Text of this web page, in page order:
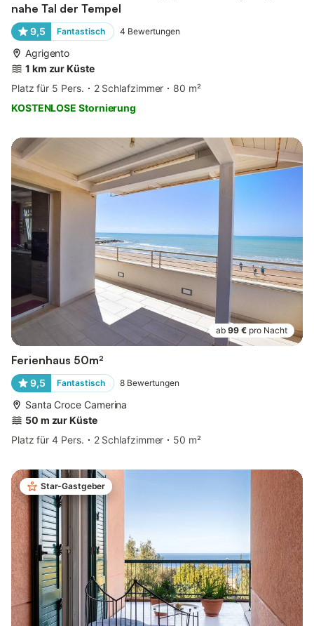
nahe Tal der Tempel
9,5 Fantastisch 4 Bewertungen
Agrigento
1 km zur Küste
Platz für 5 Pers.
2 Schlafzimmer
80 m²
KOSTENLOSE Stornierung
ab 99 € pro Nacht
Ferienhaus 50m²
9,5 Fantastisch 8 Bewertungen
Santa Croce Camerina
50 m zur Küste
Platz für 4 Pers.
2 Schlafzimmer 50 m²
Star-Gastgeber